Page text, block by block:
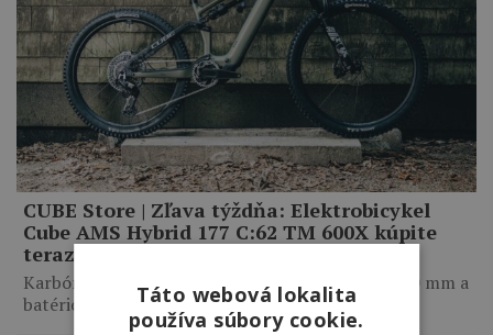
CUBE Store | Zľava týždňa: Elektrobicykel
Cube AMS Hybrid 177 C:62 TM 600X kúpite
teraz so zľavou až 1250 eur
Karbónový trailový elektrobicykel so zdvihom 170 mm a
batériou s…
Táto webová lokalita
používa súbory cookie.